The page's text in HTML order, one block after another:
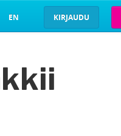
EN KIRJAUDU